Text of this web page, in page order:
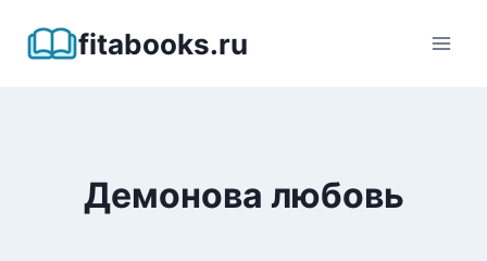
fitabooks.ru
Демонова любовь